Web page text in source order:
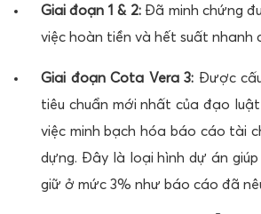
Giai đoạn 1 & 2:Đã minh chứng
việc hoàn tiền và hết suất nhanh
Giai đoạn Cota Vera 3: Được
tiêu chuẩn mới nhất của đạo
việc minh bạch hóa báo cáo tài
dựng. Đây là loại hình dự án
giữ ở mức 3% như báo cáo đã